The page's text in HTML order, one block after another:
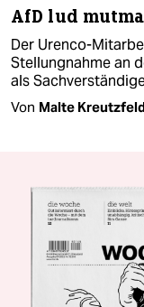
AfD lud
Der Urenco-
Stellungnahme an
als
Von Malte